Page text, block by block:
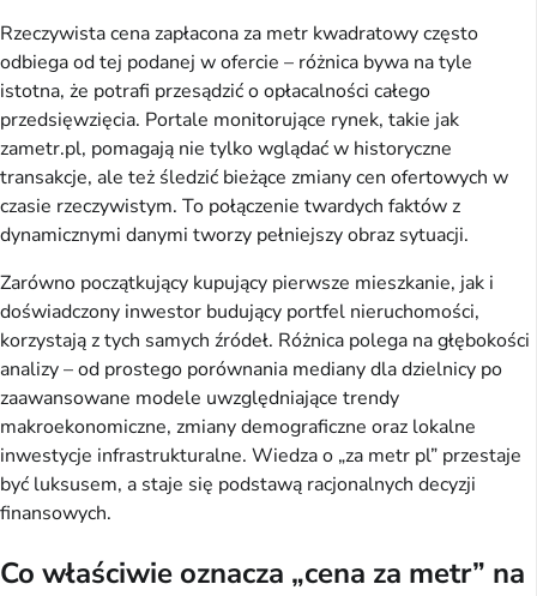
Rzeczywista cena zapłacona za metr kwadratowy często
odbiega od tej podanej w ofercie – różnica bywa na tyle
istotna, że potrafi przesądzić o opłacalności całego
przedsięwzięcia. Portale monitorujące rynek, takie jak
zametr.pl, pomagają nie tylko wglądać w historyczne
transakcje, ale też śledzić bieżące zmiany cen ofertowych w
czasie rzeczywistym. To połączenie twardych faktów z
dynamicznymi danymi tworzy pełniejszy obraz sytuacji.
Zarówno początkujący kupujący pierwsze mieszkanie, jak i
doświadczony inwestor budujący portfel nieruchomości,
korzystają z tych samych źródeł. Różnica polega na głębokości
analizy – od prostego porównania mediany dla dzielnicy po
zaawansowane modele uwzględniające trendy
makroekonomiczne, zmiany demograficzne oraz lokalne
inwestycje infrastrukturalne. Wiedza o „za metr pl” przestaje
być luksusem, a staje się podstawą racjonalnych decyzji
finansowych.
Co właściwie oznacza „cena za metr” na